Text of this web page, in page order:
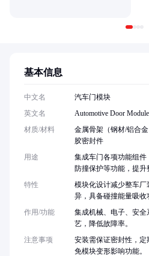
基本信息
中文名
汽车门模块
英文名
Automotive Door Module
材质/材料
金属骨架（钢材/铝合
胶密封件
用途
集成车门各项功能组件
防撞保护等功能，提升
特性
模块化设计减少整车
异，具备碰撞能量吸收
作用/功能
集成机械、电子、安
艺，降低故障率。
注意事项
安装需保证密封性，
免模块变形影响功能。